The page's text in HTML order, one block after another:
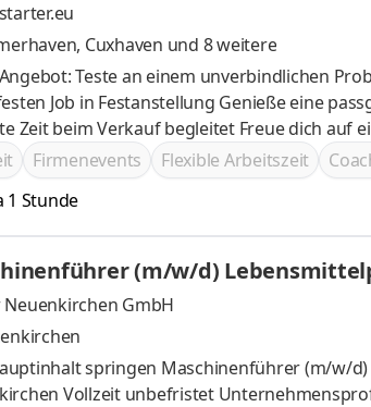
, Cuxhaven und 8 weitere
ob du dich im Vertrieb zuhause fühlst Profitiere von einem
Genieße eine passgenaue Einarbeitung, durch einen persönlichen Trainer, der dich
die erste Zeit beim
Firmenevents Flexible Arbeitszeit
1 Stunde
(m/w/d)
GmbH
(m/w/d) Lebensmittelproduktion im Werk Neuenkirchen (bei Cuxhaven)
du dich für hochwertige, natürliche und leckere